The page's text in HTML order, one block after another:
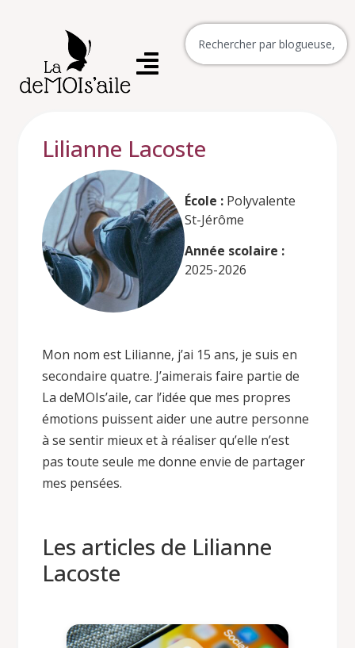
Lilianne Lacoste
École : Polyvalente
St-Jérôme
Année scolaire :
2025-2026
Mon nom est Lilianne, j’ai 15 ans, je suis en
secondaire quatre. J’aimerais faire partie de
La deMOIs’aile, car l’idée que mes propres
émotions puissent aider une autre personne
à se sentir mieux et à réaliser qu’elle n’est
pas toute seule me donne envie de partager
mes pensées.
Les articles de Lilianne
Lacoste